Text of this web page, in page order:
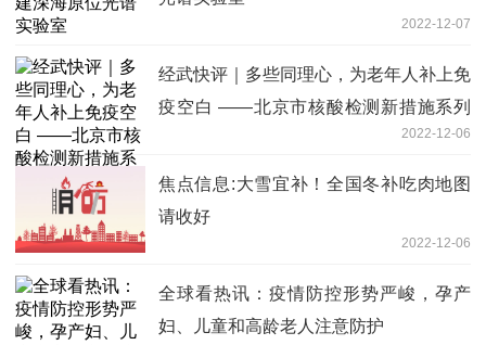
2022-12-07
经武快评｜多些同理心，为老年人补上免
疫空白 ——北京市核酸检测新措施系列
2022-12-06
焦点信息:大雪宜补！全国冬补吃肉地图
请收好
2022-12-06
全球看热讯：疫情防控形势严峻，孕产
妇、儿童和高龄老人注意防护